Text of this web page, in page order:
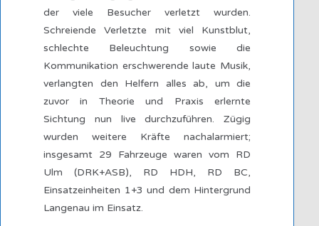
der viele Besucher verletzt wurden.
Schreiende Verletzte mit viel Kunstblut,
schlechte Beleuchtung sowie die
Kommunikation erschwerende laute Musik,
verlangten den Helfern alles ab, um die
zuvor in Theorie und Praxis erlernte
Sichtung nun live durchzuführen. Zügig
wurden weitere Kräfte nachalarmiert;
insgesamt 29 Fahrzeuge waren vom RD
Ulm (DRK+ASB), RD HDH, RD BC,
Einsatzeinheiten 1+3 und dem Hintergrund
Langenau im Einsatz.